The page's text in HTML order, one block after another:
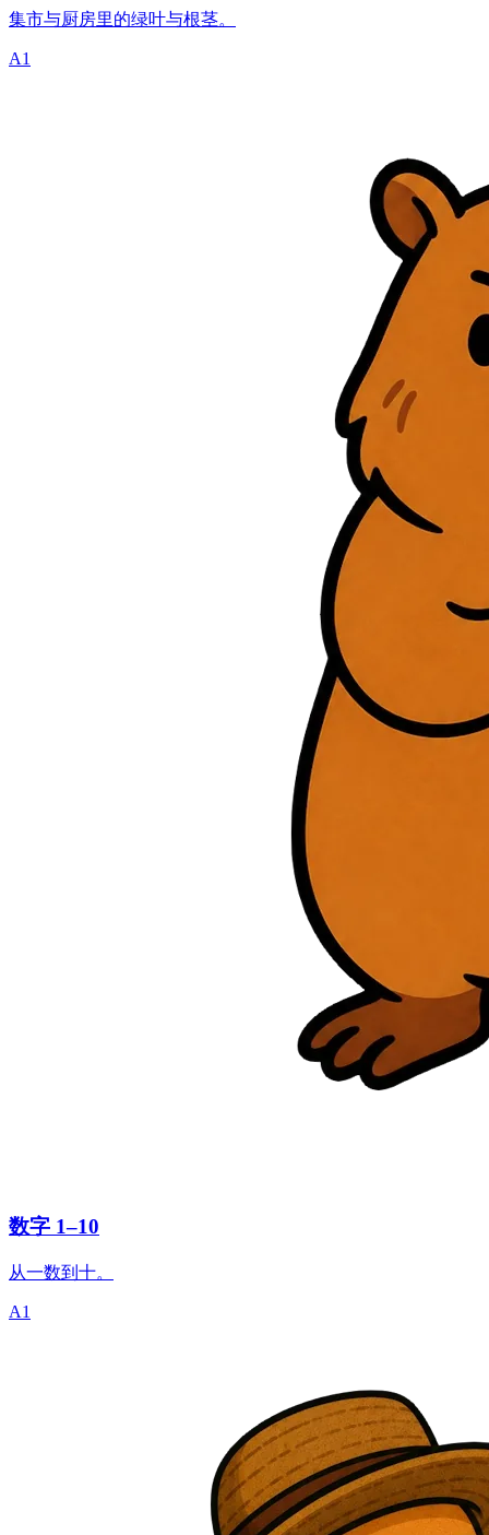
集市与厨房里的绿叶与根茎。
A1
数字 1–10
从一数到十。
A1